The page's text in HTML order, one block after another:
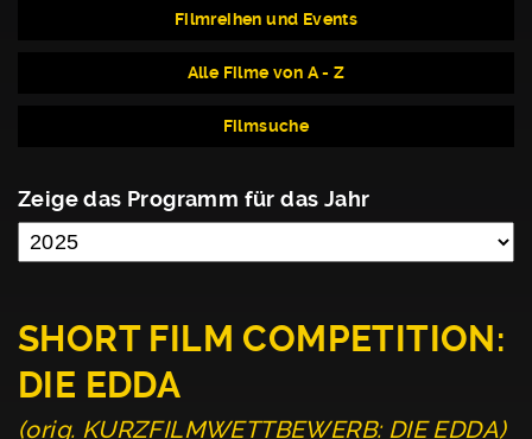
Filmreihen und Events
Alle Filme von A - Z
Filmsuche
Zeige das Programm für das Jahr
SHORT FILM COMPETITION:
DIE EDDA
(orig. KURZFILMWETTBEWERB: DIE EDDA)